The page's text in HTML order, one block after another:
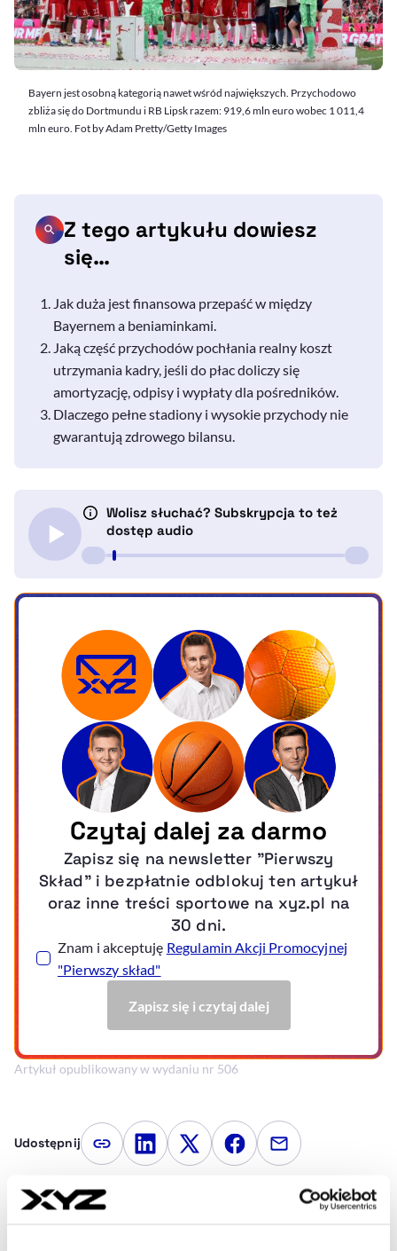
Bayern jest osobną kategorią nawet wśród największych. Przychodowo
zbliża się do Dortmundu i RB Lipsk razem: 919,6 mln euro wobec 1 011,4
mln euro. Fot by Adam Pretty/Getty Images
Z tego artykułu dowiesz
się…
Jak duża jest finansowa przepaść w między
Bayernem a beniaminkami.
Jaką część przychodów pochłania realny koszt
utrzymania kadry, jeśli do płac doliczy się
amortyzację, odpisy i wypłaty dla pośredników.
Dlaczego pełne stadiony i wysokie przychody nie
gwarantują zdrowego bilansu.
Artykuł opublikowany w wydaniu nr 506
Udostępnij Kopiuj link artykułu
Udostępnij na LinkedIn
Udostępnij na Twitterze
Udostępnij na
Udostępnij